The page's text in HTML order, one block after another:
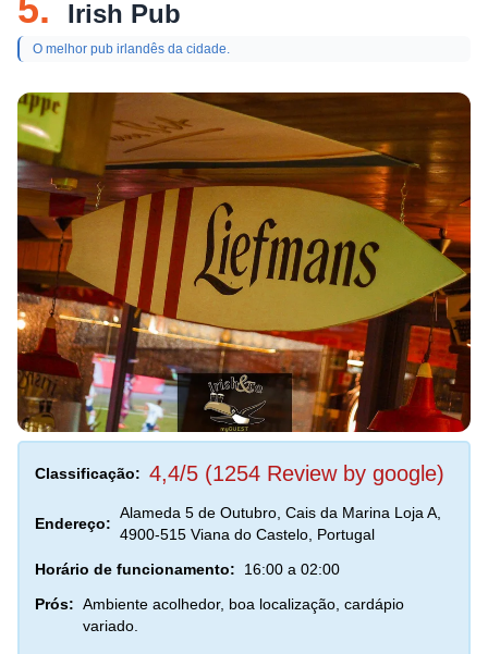
5. Irish Pub
O melhor pub irlandês da cidade.
Classificação: 4,4/5 (1254 Review by google)
Endereço:
Alameda 5 de Outubro, Cais da Marina Loja A,
4900-515 Viana do Castelo, Portugal
Horário de funcionamento:
16:00 a 02:00
Prós: Ambiente acolhedor, boa localização, cardápio
variado.